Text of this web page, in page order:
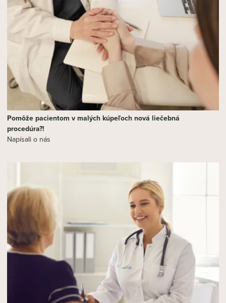
Pomôže pacientom v malých kúpeľoch nová liečebná
procedúra?!
Napísali o nás